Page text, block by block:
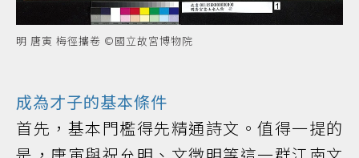
明 唐寅 梅徑攜卷 ©國立故宮博物院
成為才子的基本條件
首先，基本門檻得先精通詩文。值得一提的